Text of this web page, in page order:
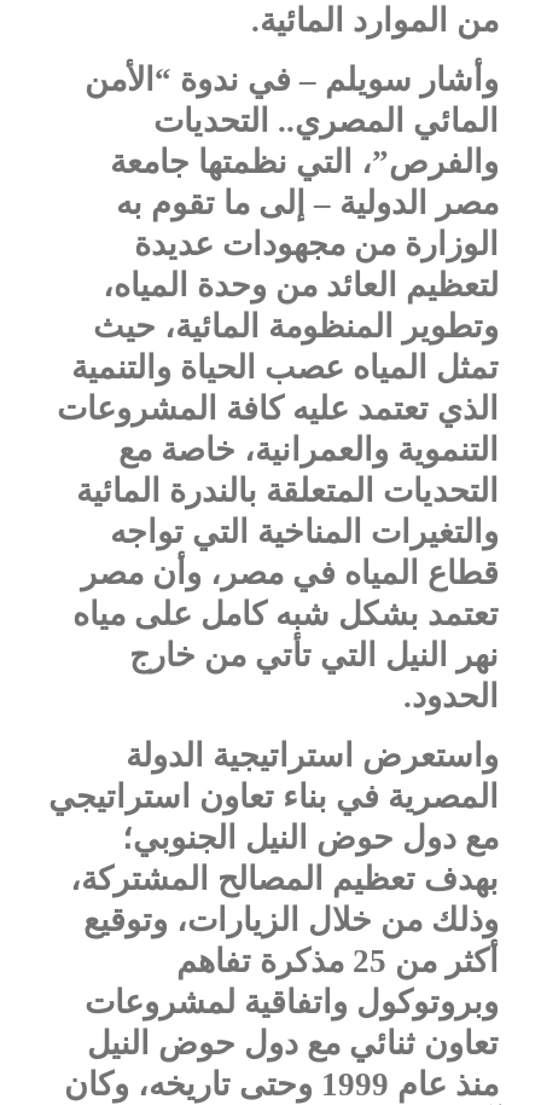
من الموارد المائية.
وأشار سويلم – في ندوة “الأمن
المائي المصري.. التحديات
والفرص”، التي نظمتها جامعة
مصر الدولية – إلى ما تقوم به
الوزارة من مجهودات عديدة
لتعظيم العائد من وحدة المياه،
وتطوير المنظومة المائية، حيث
تمثل المياه عصب الحياة والتنمية
الذي تعتمد عليه كافة المشروعات
التنموية والعمرانية، خاصة مع
التحديات المتعلقة بالندرة المائية
والتغيرات المناخية التي تواجه
قطاع المياه في مصر، وأن مصر
تعتمد بشكل شبه كامل على مياه
نهر النيل التي تأتي من خارج
الحدود.
واستعرض استراتيجية الدولة
المصرية في بناء تعاون استراتيجي
مع دول حوض النيل الجنوبي؛
بهدف تعظيم المصالح المشتركة،
وذلك من خلال الزيارات، وتوقيع
أكثر من 25 مذكرة تفاهم
وبروتوكول واتفاقية لمشروعات
تعاون ثنائي مع دول حوض النيل
منذ عام 1999 وحتى تاريخه، وكان